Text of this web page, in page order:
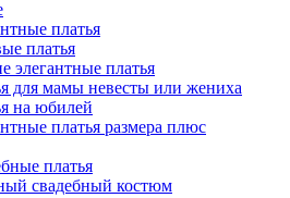
платья
платья
элегантные платья
для мамы невесты или жениха
на юбилей
платья размера плюс
платья
свадебный костюм